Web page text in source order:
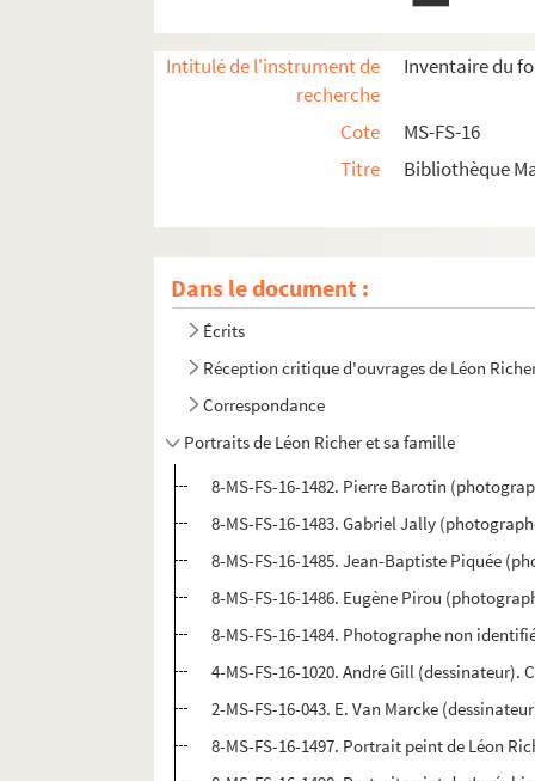
Intitulé de l'instrument de
recherche
Inventaire du
Cote
MS-FS-16
Titre
Bibliothèque
Dans le document :
Écrits
Réception critique d'ouvrages de Léon
Correspondance
Portraits de Léon Richer et sa famille
8-MS-FS-16-1482. Pierre Barotin
8-MS-FS-16-1483. Gabriel Jally
8-MS-FS-16-1485. Jean-Baptiste Piquée
8-MS-FS-16-1486. Eugène Pirou
8-MS-FS-16-1484. Photographe non
4-MS-FS-16-1020. André Gill (dessinateur).
2-MS-FS-16-043. E. Van Marcke
8-MS-FS-16-1497. Portrait peint de Léon